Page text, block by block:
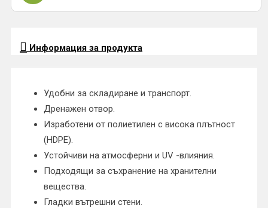
Информация за продукта
Удобни за складиране и транспорт.
Дренажен отвор.
Изработени от полиетилен с висока плътност
(HDPE).
Устойчиви на атмосферни и UV -влияния.
Подходящи за съхранение на хранителни
вещества.
Гладки вътрешни стени.